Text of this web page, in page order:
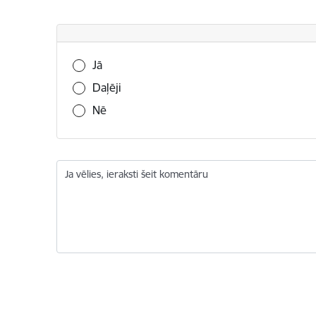
Vai šī informācija bija noderīga?
Jā
Daļēji
Nē
Ja vēlies, ieraksti šeit komentāru